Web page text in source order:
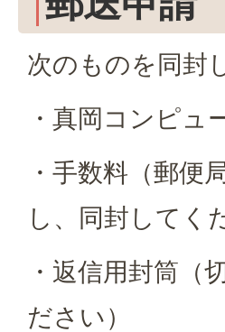
次のものを同封
・真岡コンピュ
・手数料（郵便
し、同封してく
・返信用封筒（
ださい）